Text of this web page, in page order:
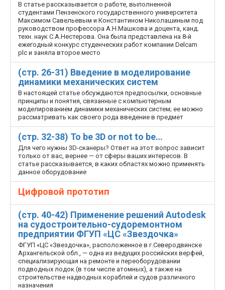
В статье рассказывается о работе, выполненной
студентами Пензенского государственного университета
Максимом Савельевым и Константином Николашиным под
руководством профессора А.Н.Машкова и доцента, канд.
техн. наук С.А.Нестерова. Она была представлена на 8-й
ежегодный конкурс студенческих работ компании Delcam
plc и заняла второе место
(стр. 26-31) Введение в моделирование
динамики механических систем
В настоящей статье обсуждаются предпосылки, основные
принципы и понятия, связанные с компьютерным
моделированием динамики механических систем; ее можно
рассматривать как своего рода введение в предмет
(стр. 32-38) To be 3D or not to be…
Для чего нужны 3D-сканеры? Ответ на этот вопрос зависит
только от вас, вернее — от сферы ваших интересов. В
статье рассказывается, в каких областях можно применять
данное оборудование
Цифровой прототип
(стр. 40-42) Применение решений Autodesk
на судостроительно-судоремонтном
предприятии ФГУП «ЦС «Звездочка»
ФГУП «ЦС «Звездочка», расположенное в г.Северодвинске
Архангельской обл., — одна из ведущих российских верфей,
специализирующая на ремонте и переоборудовании
подводных лодок (в том числе атомных), а также на
строительстве надводных кораблей и судов различного
назначения